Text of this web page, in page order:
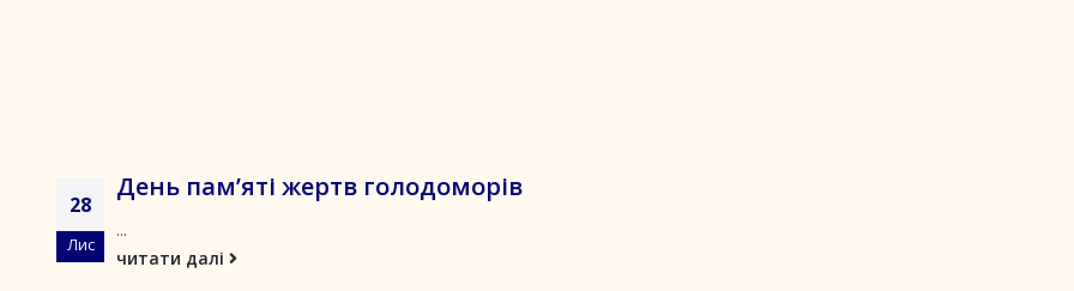
28
Лис
День пам’яті жертв голодоморів
...
читати далі